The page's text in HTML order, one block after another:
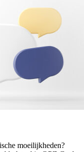
moeilijkheden?